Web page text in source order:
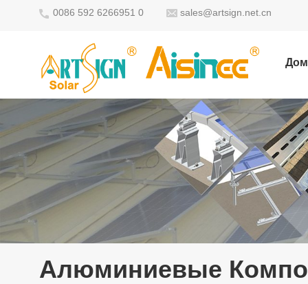
0086 592 6266951 0 sales@artsign.net.cn
Дом
Алюминиевые